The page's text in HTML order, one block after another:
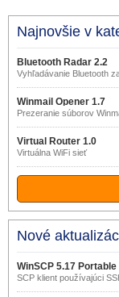
Najnovšie v
Bluetooth Radar 2.2
Vyhľadávanie Bluetooth
Winmail Opener 1.7
Prezeranie súborov
Virtual Router 1.0
Virtuálna WiFi sieť
Nové
WinSCP 5.17 Portable
SCP klient používajúci